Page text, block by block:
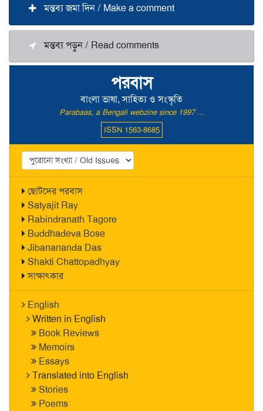
পরবাস
বাংলা ভাষা, সাহিত্য ও সংস্কৃতি
Parabaas, a Bengali webzine since 1997 ...
ISSN 1563-8685
ছোটদের পরবাস
Satyajit Ray
Rabindranath Tagore
Buddhadeva Bose
Jibanananda Das
Shakti Chattopadhyay
সাক্ষাৎকার
English
Written in English
Book Reviews
Memoirs
Essays
Translated into English
Stories
Poems
মন্তব্য জমা দিন / Make a comment
মন্তব্য পড়ুন / Read comments